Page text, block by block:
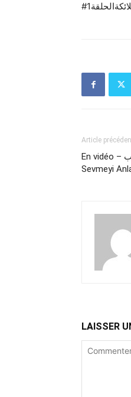
Article
En vidéo – الانتظار بقلق – همسة الحب ​| Bana
Sevmeyi
LAISSER